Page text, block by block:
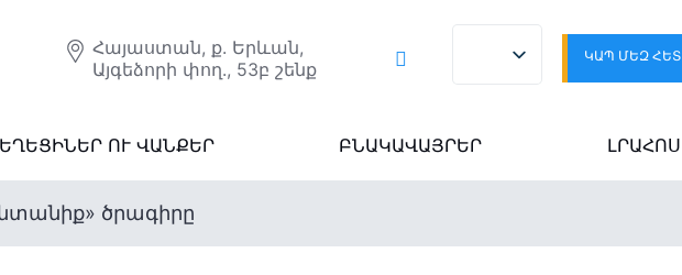
Հայաստան, ք. Երևան,
Այգեձորի փող., 53բ շենք
ԿԱՊ ՄԵԶ ՀԵՏ
ՈՒ ՎԱՆՔԵՐ ԲՆԱԿԱՎԱՅՐԵՐ ԼՐԱՀՈՍ
ծրագիրը